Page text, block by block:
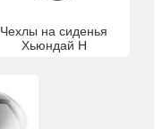
Чехлы на сиденья
Хьюндай H